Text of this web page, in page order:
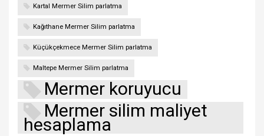
Kartal Mermer Silim parlatma
Kağıthane Mermer Silim parlatma
Küçükçekmece Mermer Silim parlatma
Maltepe Mermer Silim parlatma
Mermer koruyucu
Mermer silim maliyet
hesaplama